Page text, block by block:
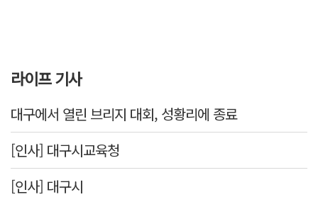
라이프 기사
대구에서 열린 브리지 대회, 성황리에 종료
[인사] 대구시교육청
[인사] 대구시